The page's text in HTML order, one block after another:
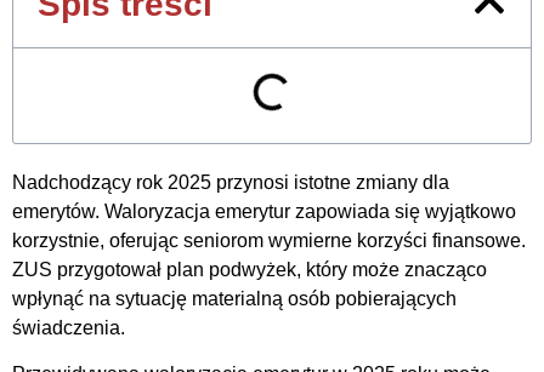
Nadchodzący rok 2025 przynosi istotne zmiany dla
emerytów. Waloryzacja emerytur zapowiada się wyjątkowo
korzystnie, oferując seniorom wymierne korzyści finansowe.
ZUS przygotował plan podwyżek, który może znacząco
wpłynąć na sytuację materialną osób pobierających
świadczenia.